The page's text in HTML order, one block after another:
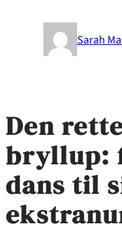
Sarah
Den
bryllup:
dans til